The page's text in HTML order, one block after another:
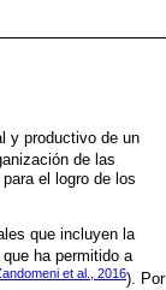
y productivo de un
de las
el logro de los
que incluyen la
ha permitido a
et al., 2016). Por